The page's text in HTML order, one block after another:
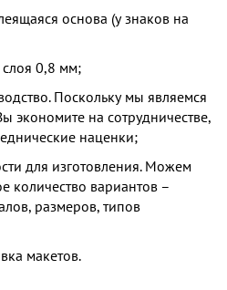
основа (у знаков на
слоя 0,8 мм;
Поскольку мы являемся
экономите на сотрудничестве,
наценки;
для изготовления. Можем
количество вариантов –
размеров, типов
макетов.